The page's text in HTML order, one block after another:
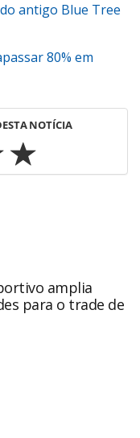
antigo Blue Tree
80% em
NOTÍCIA
hotelaria-brasil-
quem_152669.html
Todo o conteúdo
protegido pela
Não reproduza o
amplia
para o trade de